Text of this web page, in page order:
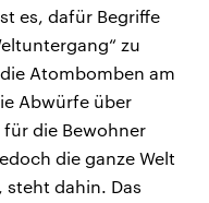
es, dafür Begriffe
zu
Atombomben am
Abwürfe über
die Bewohner
die ganze Welt
steht dahin. Das